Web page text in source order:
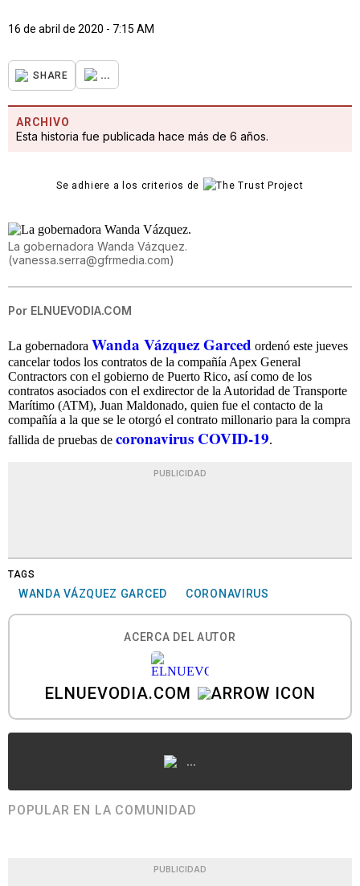
16 de abril de 2020 - 7:15 AM
SHARE ...
ARCHIVO
Esta historia fue publicada hace más de 6 años.
Se adhiere a los criterios de
La gobernadora Wanda Vázquez.
(vanessa.serra@gfrmedia.com)
Por ELNUEVODIA.COM
La gobernadora Wanda Vázquez Garced ordenó este jueves
cancelar todos los contratos de la compañía Apex General
Contractors con el gobierno de Puerto Rico, así como de los
contratos asociados con el exdirector de la Autoridad de Transporte
Marítimo (ATM), Juan Maldonado, quien fue el contacto de la
compañía a la que se le otorgó el contrato millonario para la compra
fallida de pruebas de coronavirus COVID-19.
PUBLICIDAD
TAGS
WANDA VÁZQUEZ GARCED CORONAVIRUS
ACERCA DEL AUTOR
ELNUEVODIA.COM
...
POPULAR EN LA COMUNIDAD
PUBLICIDAD